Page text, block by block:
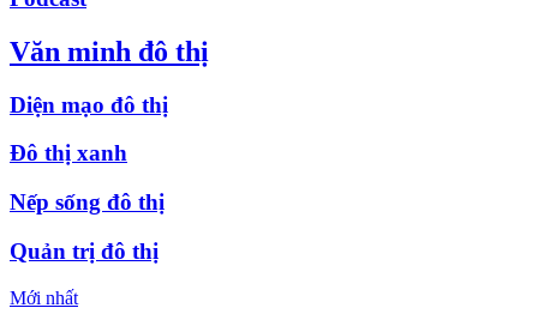
Văn minh đô thị
Diện mạo đô thị
Đô thị xanh
Nếp sống đô thị
Quản trị đô thị
Mới nhất